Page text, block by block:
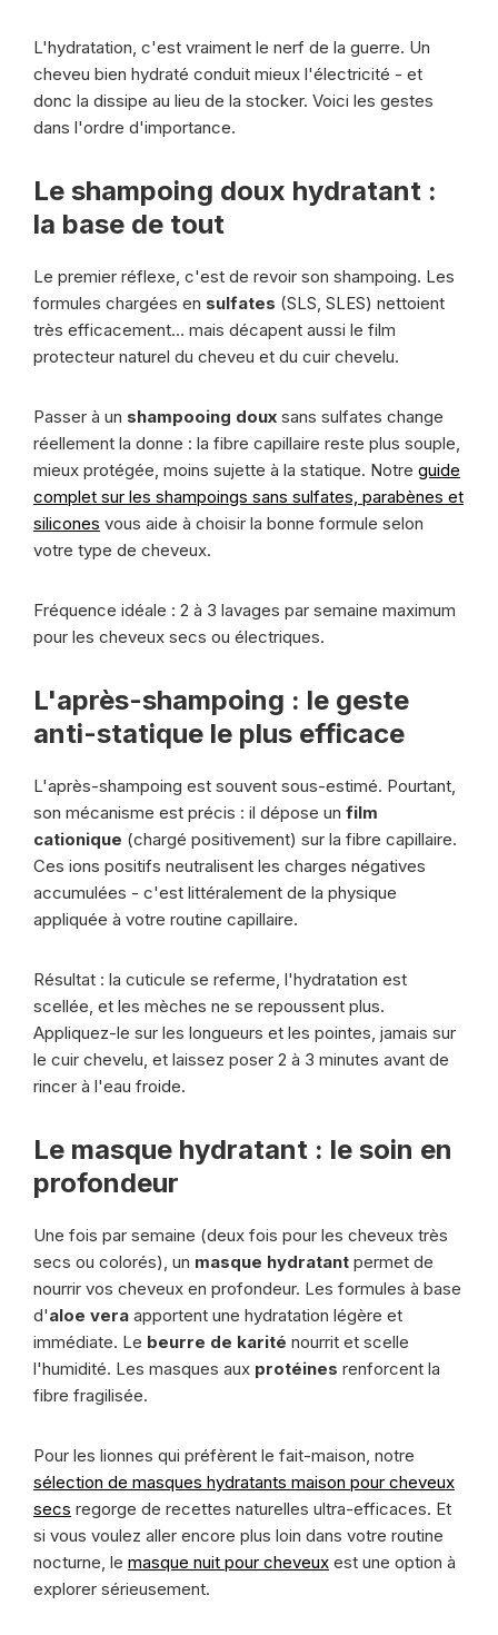
L'hydratation, c'est vraiment le nerf de la guerre. Un
cheveu bien hydraté conduit mieux l'électricité - et
donc la dissipe au lieu de la stocker. Voici les gestes
dans l'ordre d'importance.
Le shampoing doux hydratant :
la base de tout
Le premier réflexe, c'est de revoir son shampoing. Les
formules chargées en sulfates (SLS, SLES) nettoient
très efficacement… mais décapent aussi le film
protecteur naturel du cheveu et du cuir chevelu.
Passer à un shampooing doux sans sulfates change
réellement la donne : la fibre capillaire reste plus souple,
mieux protégée, moins sujette à la statique. Notre guide
complet sur les shampoings sans sulfates, parabènes et
silicones vous aide à choisir la bonne formule selon
votre type de cheveux.
Fréquence idéale : 2 à 3 lavages par semaine maximum
pour les cheveux secs ou électriques.
L'après-shampoing : le geste
anti-statique le plus efficace
L'après-shampoing est souvent sous-estimé. Pourtant,
son mécanisme est précis : il dépose un film
cationique (chargé positivement) sur la fibre capillaire.
Ces ions positifs neutralisent les charges négatives
accumulées - c'est littéralement de la physique
appliquée à votre routine capillaire.
Résultat : la cuticule se referme, l'hydratation est
scellée, et les mèches ne se repoussent plus.
Appliquez-le sur les longueurs et les pointes, jamais sur
le cuir chevelu, et laissez poser 2 à 3 minutes avant de
rincer à l'eau froide.
Le masque hydratant : le soin en
profondeur
Une fois par semaine (deux fois pour les cheveux très
secs ou colorés), un masque hydratant permet de
nourrir vos cheveux en profondeur. Les formules à base
d'aloe vera apportent une hydratation légère et
immédiate. Le beurre de karité nourrit et scelle
l'humidité. Les masques aux protéines renforcent la
fibre fragilisée.
Pour les lionnes qui préfèrent le fait-maison, notre
sélection de masques hydratants maison pour cheveux
secs regorge de recettes naturelles ultra-efficaces. Et
si vous voulez aller encore plus loin dans votre routine
nocturne, le masque nuit pour cheveux est une option à
explorer sérieusement.